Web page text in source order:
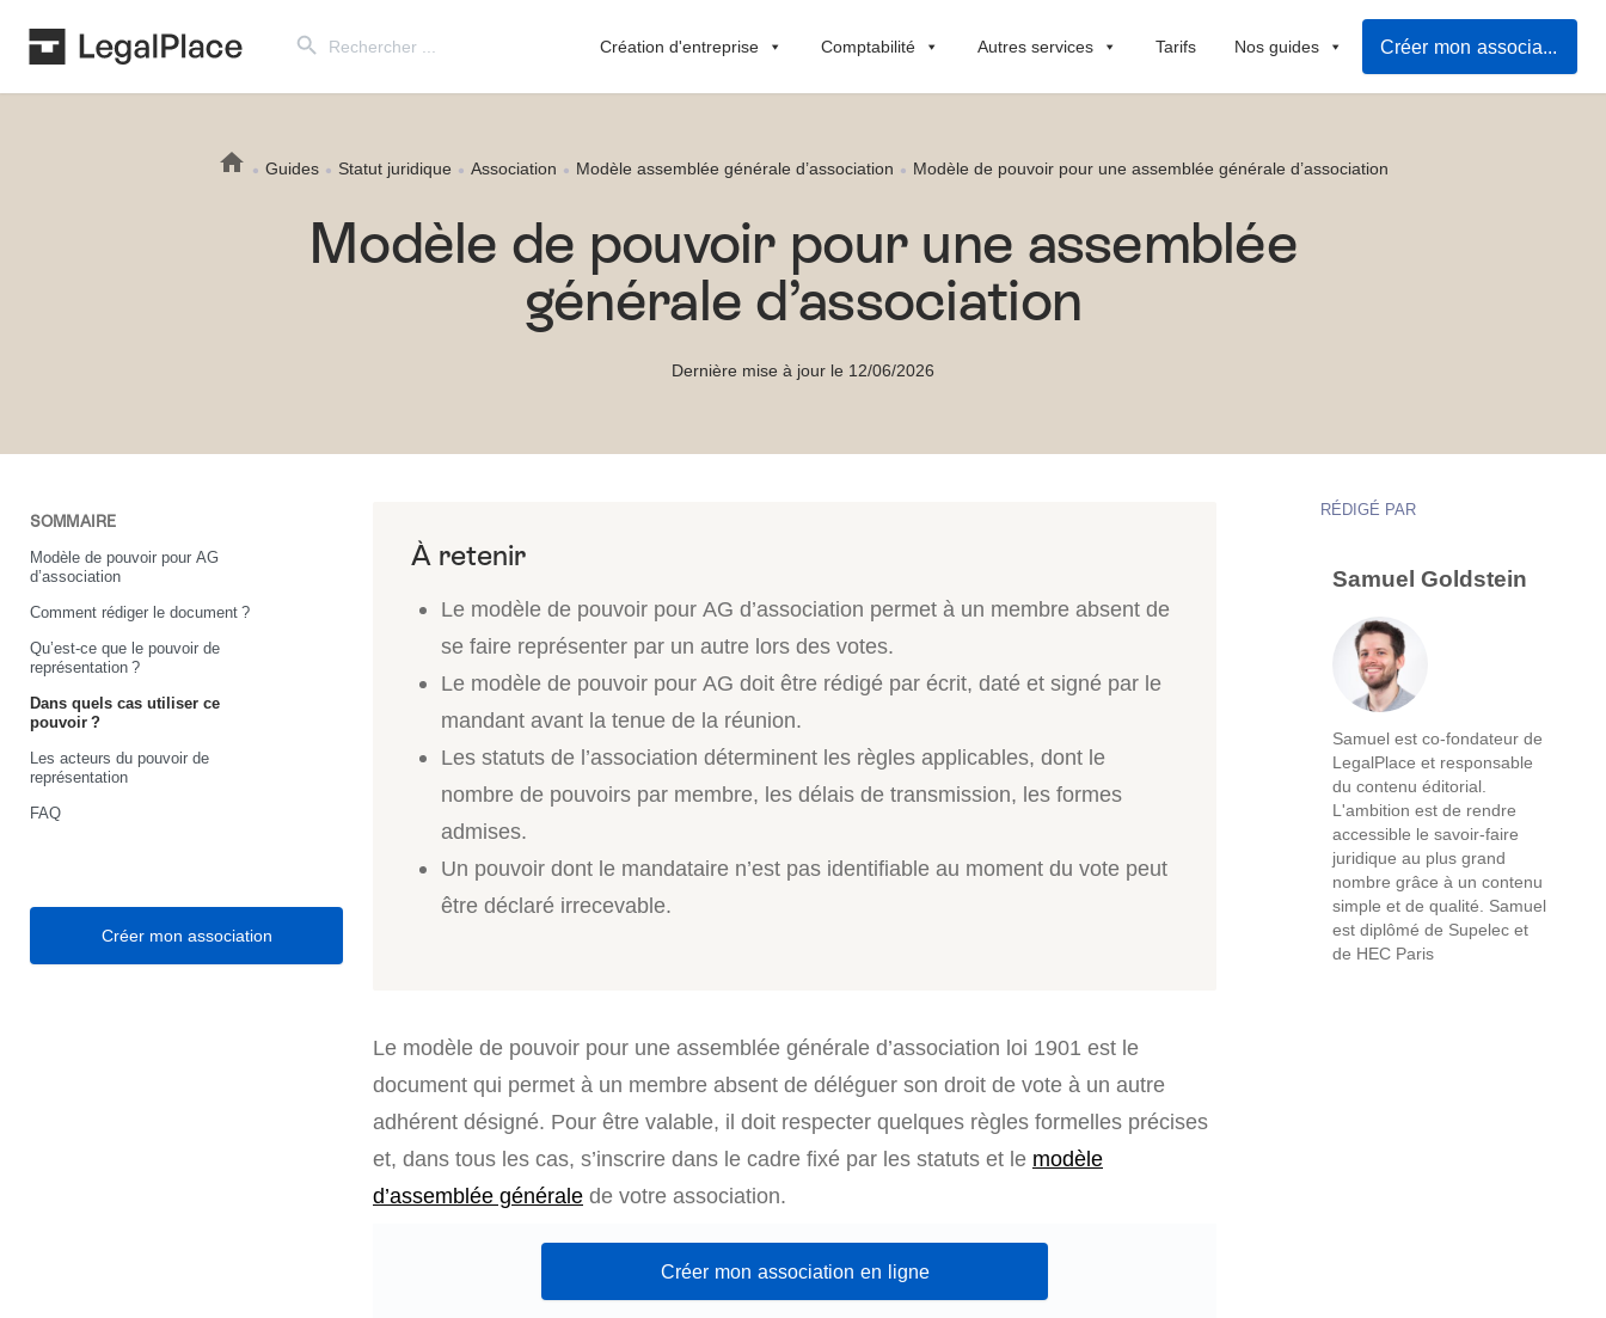
for:
Création d'entreprise Comptabilité Autres services Tarifs Nos guides Créer mon association
Guides Statut juridique Association Modèle assemblée générale d’association Modèle de pouvoir pour une assemblée générale d’association
Modèle de pouvoir pour une assemblée
générale d’association
Dernière mise à jour le 12/06/2026
SOMMAIRE
Modèle de pouvoir pour AG
d’association
Comment rédiger le document ?
Qu’est-ce que le pouvoir de
représentation ?
Dans quels cas utiliser ce
pouvoir ?
Les acteurs du pouvoir de
représentation
FAQ
Créer mon association
Le modèle de pouvoir pour AG d’association permet à un membre absent de
se faire représenter par un autre lors des votes.
Le modèle de pouvoir pour AG doit être rédigé par écrit, daté et signé par le
mandant avant la tenue de la réunion.
Les statuts de l’association déterminent les règles applicables, dont le
nombre de pouvoirs par membre, les délais de transmission, les formes
admises.
Un pouvoir dont le mandataire n’est pas identifiable au moment du vote peut
être déclaré irrecevable.
Le modèle de pouvoir pour une assemblée générale d’association loi 1901 est le
document qui permet à un membre absent de déléguer son droit de vote à un autre
adhérent désigné. Pour être valable, il doit respecter quelques règles formelles précises
et, dans tous les cas, s’inscrire dans le cadre fixé par les statuts et le modèle
d’assemblée générale de votre association.
Créer mon association en ligne
RÉDIGÉ PAR
Samuel Goldstein
Samuel est co-fondateur de
LegalPlace et responsable
du contenu éditorial.
L'ambition est de rendre
accessible le savoir-faire
juridique au plus grand
nombre grâce à un contenu
simple et de qualité. Samuel
est diplômé de Supelec et
de HEC Paris